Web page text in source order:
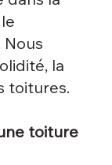
la
toitures.
toiture